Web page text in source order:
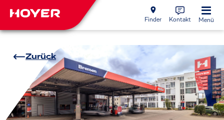
Finder Kontakt Menü
Zurück